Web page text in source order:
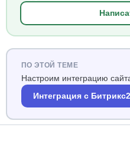
ПО ЭТОЙ ТЕМЕ
Настроим интеграцию
Интеграция с